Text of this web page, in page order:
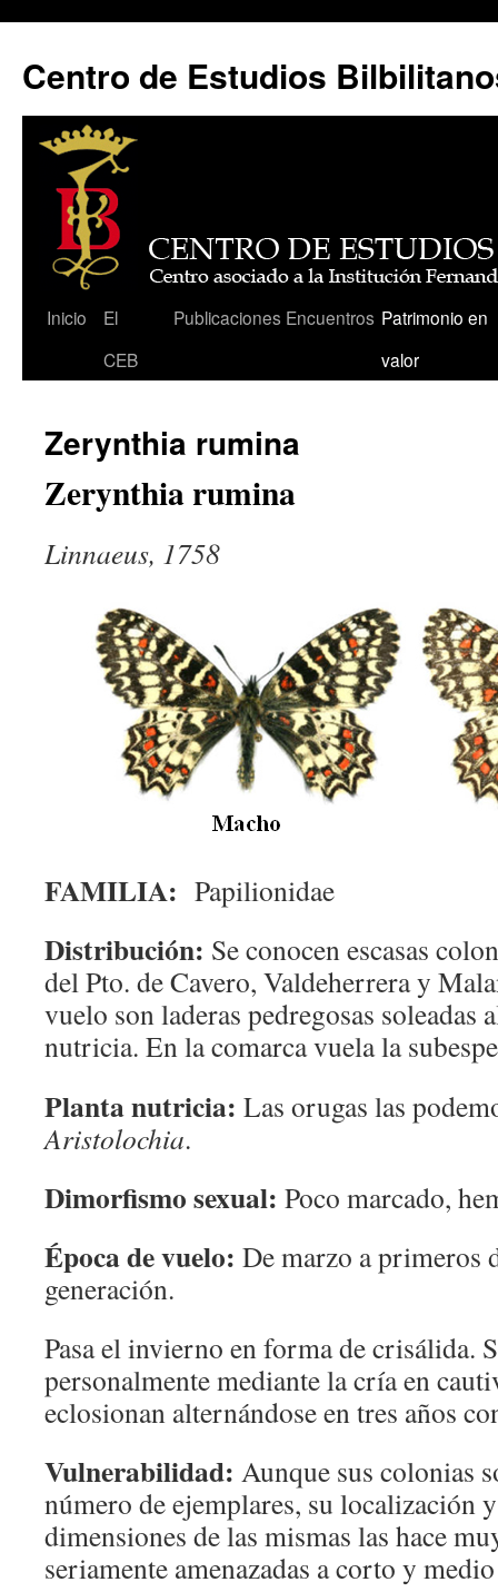
Centro de Estudios
Saltar
Inicio
El
CEB
Publicaciones Encuentros Patrimonio en
valor
Zerynthia rumina
Zerynthia rumina
Linnaeus, 1758
FAMILIA: Papilionidae
Distribución: Se conocen escasas
del Pto. de Cavero, Valdeherrera y
vuelo son laderas pedregosas soleadas
nutricia. En la comarca vuela la
Planta nutricia: Las orugas las
Aristolochia.
Dimorfismo sexual: Poco marcado,
Época de vuelo: De marzo a primeros
generación.
Pasa el invierno en forma de crisálida.
personalmente mediante la cría en
eclosionan alternándose en tres años
Vulnerabilidad: Aunque sus colonias
número de ejemplares, su localización
dimensiones de las mismas las hace
seriamente amenazadas a corto y